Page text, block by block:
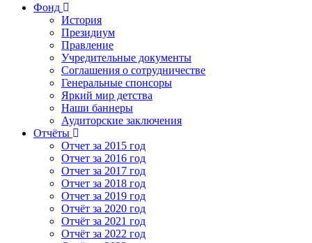
Фонд
История
Президиум
Правление
Учредительные документы
Соглашения о сотрудничестве
Генеральные спонсоры
Яркий мир детства
Наши баннеры
Аудиторские заключения
Отчёты
Отчет за 2015 год
Отчет за 2016 год
Отчет за 2017 год
Отчет за 2018 год
Отчет за 2019 год
Отчёт за 2020 год
Отчёт за 2021 год
Отчёт за 2022 год